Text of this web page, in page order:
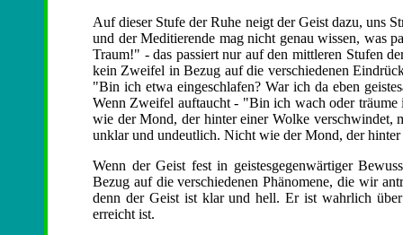
Auf dieser Stufe der Ruhe neigt der Geist dazu, uns
und der Meditierende mag nicht genau wissen, was
Traum!" - das passiert nur auf den mittleren Stufen
kein Zweifel in Bezug auf die verschiedenen
"Bin ich etwa eingeschlafen? War ich da eben
Wenn Zweifel auftaucht - "Bin ich wach oder
wie der Mond, der hinter einer Wolke verschwindet,
unklar und undeutlich. Nicht wie der Mond, der
Wenn der Geist fest in geistesgegenwärtiger
Bezug auf die verschiedenen Phänomene, die wir
denn der Geist ist klar und hell. Er ist wahrlich
erreicht ist.